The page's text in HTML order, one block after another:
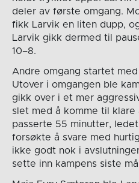
deler av første omgang.
fikk Larvik en liten dupp,
Larvik gikk dermed til
10–8.
Andre omgang startet
Utover i omgangen ble
gikk over i et mer
slet med å komme til klare
passerte 55 minutter, ledet
forsøkte å svare med
ikke godt nok i
sette inn kampens siste